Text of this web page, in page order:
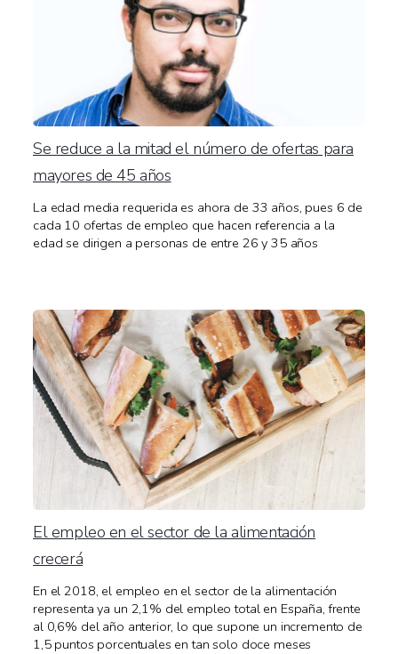
Se reduce a la mitad el número de ofertas para
mayores de 45 años
La edad media requerida es ahora de 33 años, pues 6 de
cada 10 ofertas de empleo que hacen referencia a la
edad se dirigen a personas de entre 26 y 35 años
El empleo en el sector de la alimentación
crecerá
En el 2018, el empleo en el sector de la alimentación
representa ya un 2,1% del empleo total en España, frente
al 0,6% del año anterior, lo que supone un incremento de
1,5 puntos porcentuales en tan solo doce meses